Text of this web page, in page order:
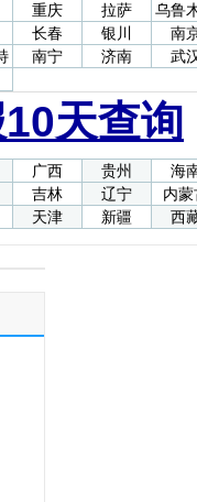
重庆 拉萨
乌鲁
长春 银川
南
南宁 济南
武
天查询
广西 贵州
海
吉林 辽宁
内蒙
天津 新疆 西